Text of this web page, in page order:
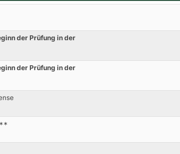
der Prüfung in der
der Prüfung in der